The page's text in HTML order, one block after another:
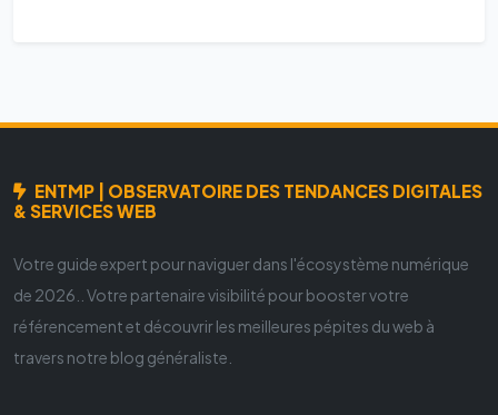
ENTMP | OBSERVATOIRE DES TENDANCES DIGITALES
& SERVICES WEB
Votre guide expert pour naviguer dans l'écosystème numérique
de 2026.. Votre partenaire visibilité pour booster votre
référencement et découvrir les meilleures pépites du web à
travers notre blog généraliste.